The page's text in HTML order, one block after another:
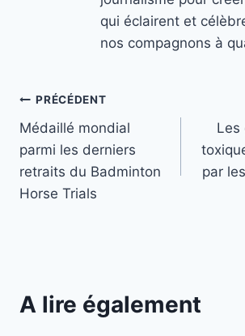
qui éclairent et
nos compagnons à
Navigation
de
l’article
PRÉCÉDENT
Médaillé mondial
parmi les derniers
retraits du Badminton
Horse Trials
Les
par
A lire également